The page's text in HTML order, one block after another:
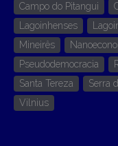
Campo do Pitangui
Lagoinhenses
Mineirês
Pseudodemocracia
Santa Tereza
Serra
Vilnius